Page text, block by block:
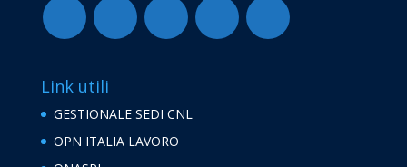
Link utili
GESTIONALE SEDI CNL
OPN ITALIA LAVORO